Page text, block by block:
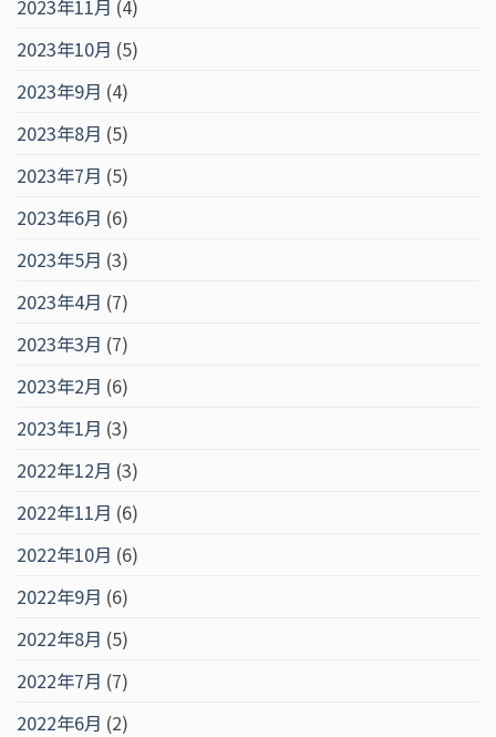
2023年11月 (4)
2023年10月 (5)
2023年9月 (4)
2023年8月 (5)
2023年7月 (5)
2023年6月 (6)
2023年5月 (3)
2023年4月 (7)
2023年3月 (7)
2023年2月 (6)
2023年1月 (3)
2022年12月 (3)
2022年11月 (6)
2022年10月 (6)
2022年9月 (6)
2022年8月 (5)
2022年7月 (7)
2022年6月 (2)